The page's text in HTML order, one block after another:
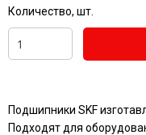
Количество, шт.
Подшипники SKF
Подходят для